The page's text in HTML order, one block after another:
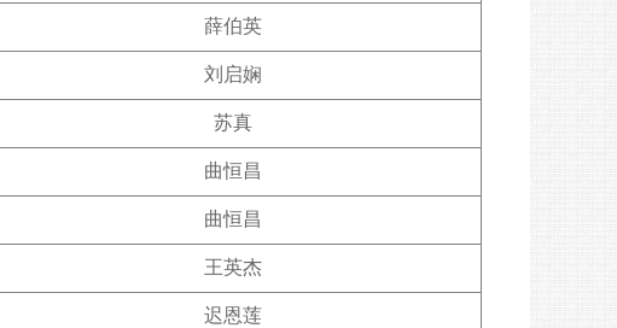
薛伯英
刘启娴
苏真
曲恒昌
曲恒昌
王英杰
迟恩莲